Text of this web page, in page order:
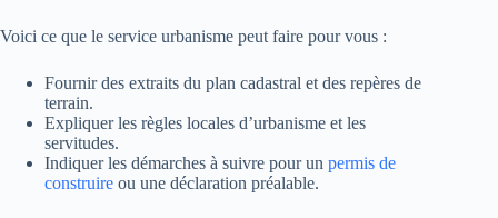
Voici ce que le service urbanisme peut faire pour vous :
Fournir des extraits du plan cadastral et des repères de
terrain.
Expliquer les règles locales d’urbanisme et les
servitudes.
Indiquer les démarches à suivre pour un permis de
construire ou une déclaration préalable.